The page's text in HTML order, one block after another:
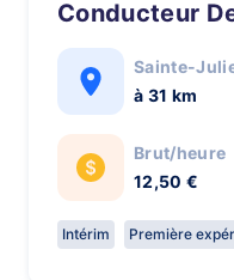
Conducteur
Sainte-
à 31 km
Brut/heure
12,50 €
Intérim Première